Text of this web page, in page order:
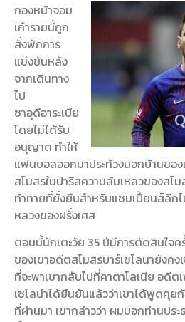
กองหน้าจอม
เก๋ารายนี้ถูก
สั่งพักการ
แข่งขันหลัง
จากเดินทาง
ไป
ซาอุดีอาระเบีย
โดยไม่ได้รับ
อนุญาต ทำให้
แฟนบอลออกมาประท้วงนอกบ้านขอ
สโมสรในปารีสความล้มเหลวของสโ
ท้าทายที่ยั่งยืนสำหรับแชมเปี้ยนส์ลีกไ
หลวงของฝรั่งเศส
ตอนนี้นักเตะวัย 35 ปีมีการตัดสินใจ
ของเขาอดีตสโมสรบาร์เซโลนายังค
ที่จะพาเขากลับไปที่คาตาโลเนีย อดี
เซโลน่าได้ยืนยันแล้วว่าเขาได้พูดคุ
ที่ผ่านมา เขากล่าวว่า ผมบอกท่านปร